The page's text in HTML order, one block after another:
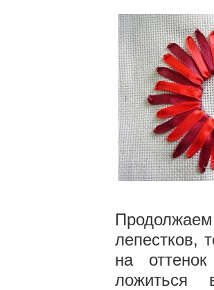
лепестков,
на
ложиться